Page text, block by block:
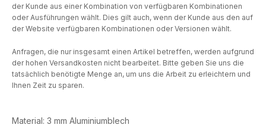
Material: 3 mm Aluminiumblech
der Kunde aus einer Kombination von verfügbaren Kombinationen
oder Ausführungen wählt. Dies gilt auch, wenn der Kunde aus den auf
der Website verfügbaren Kombinationen oder Versionen wählt.
Anfragen, die nur insgesamt einen Artikel betreffen, werden aufgrund
der hohen Versandkosten nicht bearbeitet. Bitte geben Sie uns die
tatsächlich benötigte Menge an, um uns die Arbeit zu erleichtern und
Ihnen Zeit zu sparen.